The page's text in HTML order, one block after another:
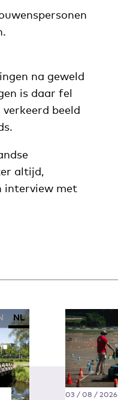
na geweld
is daar fel
beeld
altijd,
interview met
NL
03 / 08 / 2026